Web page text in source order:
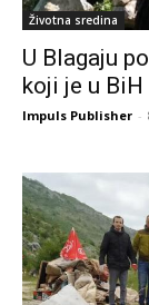
Životna sredina
U Blagaju
koji je u
Impuls Publisher -